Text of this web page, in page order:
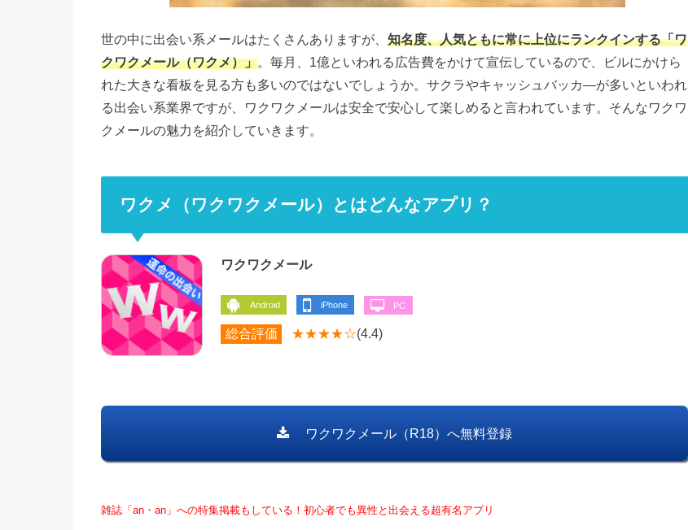
世の中に出会い系メールはたくさんありますが、 知名度、人気ともに常に上位にランクインする「ワ
クワクメール（ワクメ）」。毎月、1億といわれる広告費をかけて宣伝しているので、ビルにかけら
れた大きな看板を見る方も多いのではないでしょうか。サクラやキャッシュバッカ―が多いといわれ
る出会い系業界ですが、ワクワクメールは安全で安心して楽しめると言われています。そんなワクワ
クメールの魅力を紹介していきます。
ワクメ（ワクワクメール）とはどんなアプリ？
ワクワクメール
Android iPhone PC
総合評価 ★★★★☆(4.4)
ワクワクメール（R18）へ無料登録
雑誌「an・an」への特集掲載もしている！初心者でも異性と出会える超有名アプリ